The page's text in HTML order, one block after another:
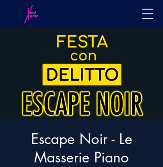
Escape Noir - Le
Masserie Piano